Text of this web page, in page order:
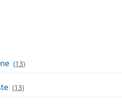
(13)
(13)